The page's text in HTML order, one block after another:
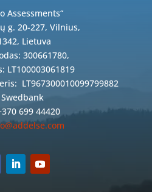
Assessments“
g. 20-227, Vilnius,
Lietuva
300661780,
LT100003061819
LT967300010099799882
Swedbank
699 44420